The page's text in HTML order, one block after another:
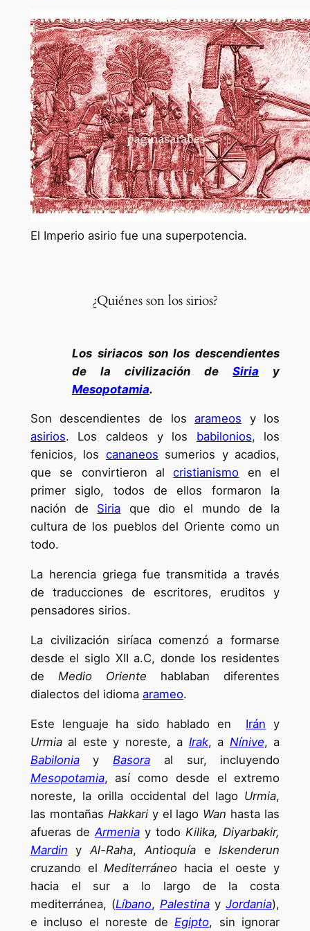
El Imperio asirio fue una superpotencia.
¿Quiénes son los sirios?
Los siriacos son los descendientes
de la civilización deSiria y
Mesopotamia.
Son descendientes de losarameos y los
asirios. Los caldeos y los babilonios, los
fenicios, los cananeos sumerios y acadios,
que se convirtieron alcristianismo en el
primer siglo, todos de ellos formaron la
nación de Siria que dio el mundo de la
cultura de los pueblos del Oriente como un
todo.
La herencia griega fue transmitida a través
de traducciones de escritores, eruditos y
pensadores sirios.
La civilización siríaca comenzó a formarse
desde el siglo XII a.C, donde los residentes
de Medio Oriente hablaban diferentes
dialectos del idioma arameo.
Este lenguaje ha sido hablado en Irán y
Urmiaal este y noreste, a Irak, a Nínive, a
Babiloniay Basora al sur, incluyendo
Mesopotamia, así como desde el extremo
noreste, la orilla occidental del lago Urmia,
las montañas Hakkariy el lago Wan hasta las
afueras de Armeniay todo Kilika, Diyarbakir,
Mardin yAl-Raha, Antioquíae Iskenderun
cruzando el Mediterráneo hacia el oeste y
hacia el sur a lo largo de la costa
mediterránea, (Líbano, Palestina yJordania),
e incluso el noreste de Egipto, sin ignorar